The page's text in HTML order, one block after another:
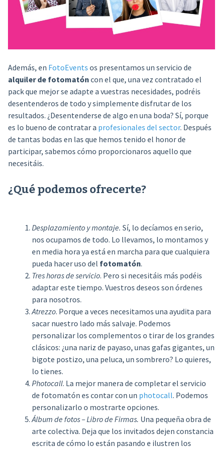
Además, en FotoEvents os presentamos un servicio de
alquiler de fotomatón con el que, una vez contratado el
pack que mejor se adapte a vuestras necesidades, podréis
desentenderos de todo y simplemente disfrutar de los
resultados. ¿Desentenderse de algo en una boda? Sí, porque
es lo bueno de contratar a profesionales del sector. Después
de tantas bodas en las que hemos tenido el honor de
participar, sabemos cómo proporcionaros aquello que
necesitáis.
¿Qué podemos ofrecerte?
Desplazamiento y montaje. Sí, lo decíamos en serio,
nos ocupamos de todo. Lo llevamos, lo montamos y
en media hora ya está en marcha para que cualquiera
pueda hacer uso del fotomatón.
Tres horas de servicio. Pero si necesitáis más podéis
adaptar este tiempo. Vuestros deseos son órdenes
para nosotros.
Atrezzo. Porque a veces necesitamos una ayudita para
sacar nuestro lado más salvaje. Podemos
personalizar los complementos o tirar de los grandes
clásicos: ¿una nariz de payaso, unas gafas gigantes, un
bigote postizo, una peluca, un sombrero? Lo quieres,
lo tienes.
Photocall. La mejor manera de completar el servicio
de fotomatón es contar con un photocall. Podemos
personalizarlo o mostrarte opciones.
Álbum de fotos – Libro de Firmas. Una pequeña obra de
arte colectiva. Deja que los invitados dejen constancia
escrita de cómo lo están pasando e ilustren los